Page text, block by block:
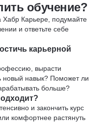
обучение?
Хабр Карьере, подумайте
и ответьте себе
карьерной
вырасти
новый навык? Поможет ли
больше?
и закончить курс
комфортнее растянуть